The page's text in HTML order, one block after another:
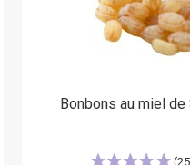
Bonbons au miel de